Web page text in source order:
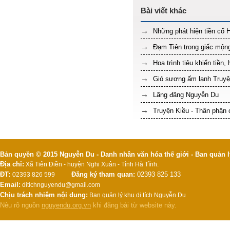
Những phát hiện tiền cổ
Đạm Tiên trong giấc
Hoa trình tiêu khiển tiền,
Gió sương ấm lạnh
Lãng đãng Nguyễn Du
Truyện Kiều - Thân
Bản quyền © 2015 Nguyễn Du - Danh nhân văn hóa thế giới - Ban
Địa chỉ: Xã Tiên Điền - huyện Nghi Xuân - Tỉnh Hà Tĩnh.
ĐT: 02393 826 599 Đăng ký tham quan: 02393 825 133
Email: ditichnguyendu@gmail.com
Chịu trách nhiệm nội dung: Ban quản lý khu di tích Nguyễn Du
Nêu rõ nguồn nguyendu.org.vn khi đăng bài từ website này.